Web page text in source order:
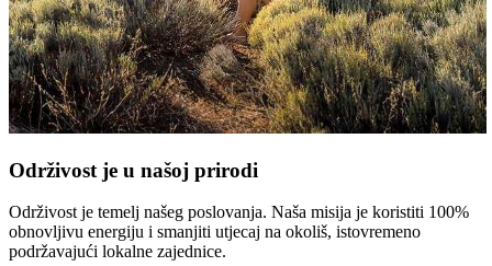
Održivost je u našoj prirodi
Održivost je temelj našeg poslovanja. Naša misija je koristiti 100%
obnovljivu energiju i smanjiti utjecaj na okoliš, istovremeno
podržavajući lokalne zajednice.